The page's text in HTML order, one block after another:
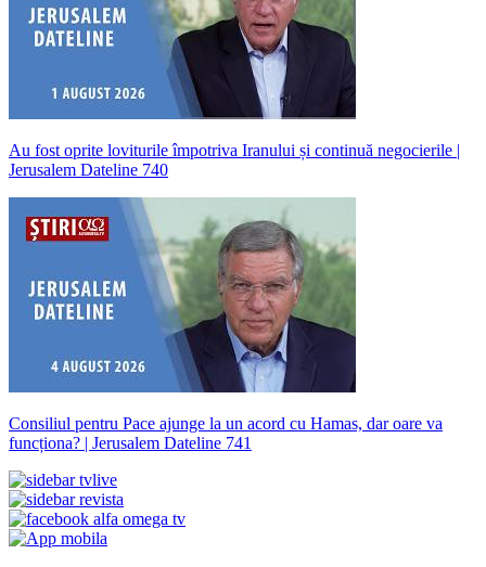
Au fost oprite loviturile împotriva Iranului și continuă negocierile |
Jerusalem Dateline 740
Consiliul pentru Pace ajunge la un acord cu Hamas, dar oare va
funcționa? | Jerusalem Dateline 741